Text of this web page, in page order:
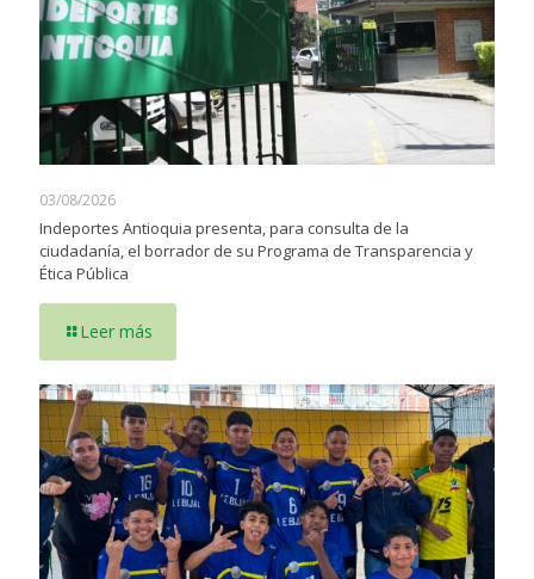
03/08/2026
Indeportes Antioquia presenta, para consulta de la
ciudadanía, el borrador de su Programa de Transparencia y
Ética Pública
Leer más